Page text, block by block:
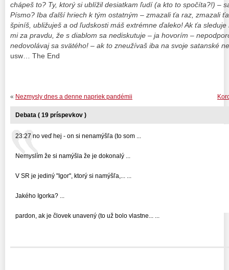
chápeš to? Ty, ktorý si ublížil desiatkam ľudí (a kto to spočíta?!) –
Písmo? Iba ďalší hriech k tým ostatným – zmazali ťa raz, zmazali
špiníš, ubližuješ a od ľudskosti máš extrémne ďaleko! Ak ťa
mi za pravdu, že s diablom sa nediskutuje – ja hovorím –
nedovolávaj sa svätého! – ak to zneužívaš iba na svoje satanské
usw… The End
« Nezmysly dnes a denne napriek pandémii
Debata ( 19 príspevkov )
23:27 no veď hej - on si nenamýšľa (to som ...
Nemyslím že si namýšla že je dokonalý ...
V SR je jediný "Igor", ktorý si namýšľa,... ...
Jakého Igorka? ...
pardon, ak je človek unavený (to už bolo vlastne... ...